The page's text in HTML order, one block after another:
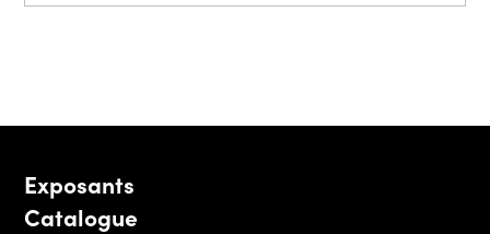
Exposants
Catalogue